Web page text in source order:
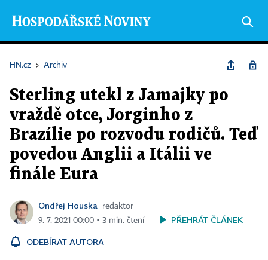
HN.cz › Archiv
Sterling utekl z Jamajky po
vraždě otce, Jorginho z
Brazílie po rozvodu rodičů. Teď
povedou Anglii a Itálii ve
finále Eura
Ondřej Houska
redaktor
9. 7. 2021 00:00 ▪ 3 min. čtení
PŘEHRÁT ČLÁNEK
ODEBÍRAT AUTORA